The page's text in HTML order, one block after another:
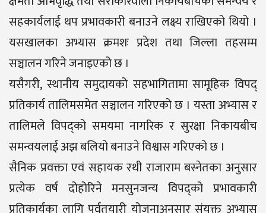
सहकार्यलाई थप प्रभावकारी बनाउने लक्ष्य राखिएको थियो ।
यसखालका अभ्यास क्रमशः प्रदेश तथा जिल्ला तहसम्म
सञ्चालन गरिने जनाइएको छ ।
यसैगरी, स्थानीय समुदायको सहभागितामा सामूहिक विपद्
प्रतिकार्य तालिमसमेत सञ्चालन गरिएको छ । यस्ता अभ्यास र
तालिमले विपद्को समयमा नागरिक र सुरक्षा निकायबीच
समन्वयलाई अझ बलियो बनाउने विश्वास गरिएको छ ।
सैनिक प्रवक्ता एवं सहायक रथी राजाराम बस्नेतका अनुसार
प्रत्येक वर्ष दोहोरिने मनसुनजन्य विपद्को प्रभावकारी